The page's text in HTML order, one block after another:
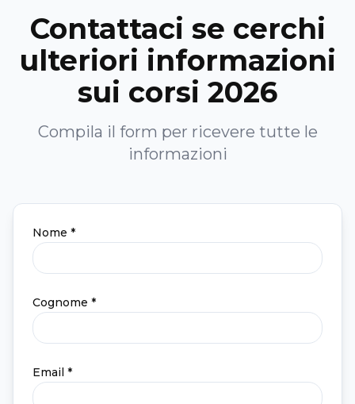
Contattaci se cerchi
ulteriori informazioni
sui corsi 2026
Compila il form per ricevere tutte le
informazioni
Nome *
Cognome *
Email *